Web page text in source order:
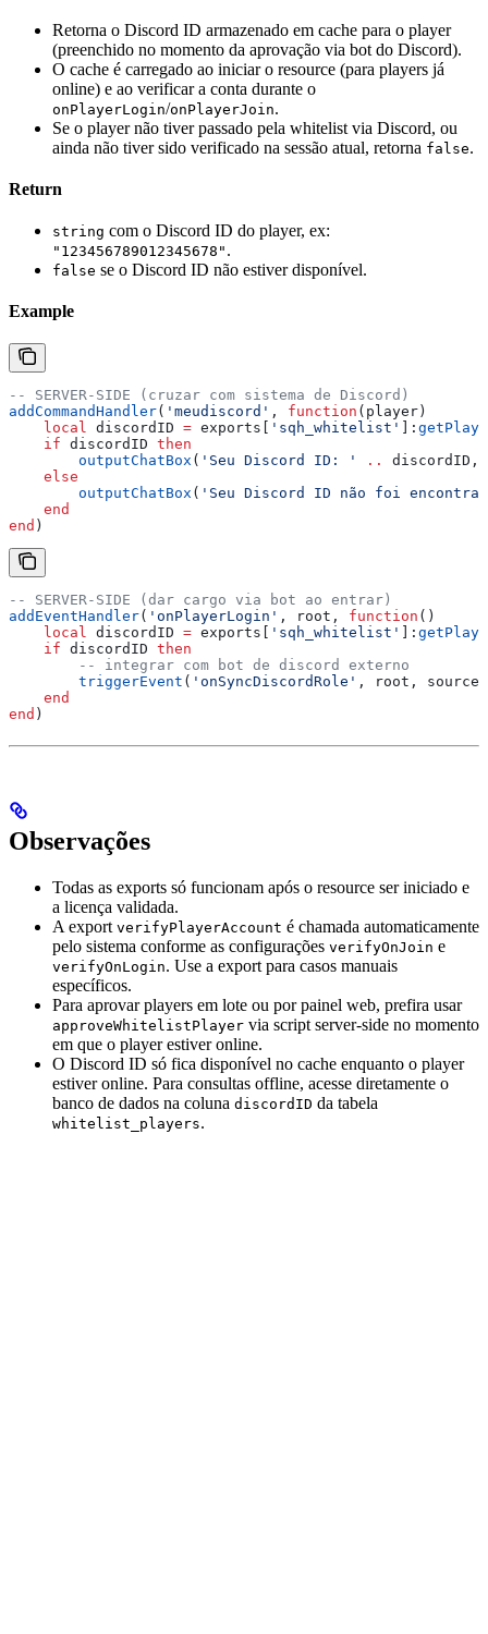
Retorna o Discord ID armazenado em cache para o player
(preenchido no momento da aprovação via bot do Discord).
O cache é carregado ao iniciar o resource (para players já
online) e ao verificar a conta durante o
onPlayerLogin/onPlayerJoin.
Se o player não tiver passado pela whitelist via Discord, ou
ainda não tiver sido verificado na sessão atual, retorna false.
Return
string com o Discord ID do player, ex:
"123456789012345678" .
false se o Discord ID não estiver disponível.
Example
-- SERVER-SIDE (cruzar com sistema de Discord)
addCommandHandler( 'meudiscord' , function ( player)
    local
discordID = exports [ 'sqh_whitelist' ]:
    if
discordID then
        outputChatBox
( 'Seu Discord ID: ' .. discordID ,
    else
        outputChatBox
( 'Seu Discord ID não foi
    end
end )
-- SERVER-SIDE (dar cargo via bot ao entrar)
addEventHandler( 'onPlayerLogin' , root , function ()
    local
discordID = exports [ 'sqh_whitelist' ]:
    if
discordID then
        -- integrar com bot de discord externo
        triggerEvent
( 'onSyncDiscordRole' , root , source
    end
end )
Observações
Todas as exports só funcionam após o resource ser iniciado e
a licença validada.
A export verifyPlayerAccount é chamada automaticamente
pelo sistema conforme as configurações verifyOnJoin e
verifyOnLogin. Use a export para casos manuais
específicos.
Para aprovar players em lote ou por painel web, prefira usar
approveWhitelistPlayer via script server-side no momento
em que o player estiver online.
O Discord ID só fica disponível no cache enquanto o player
estiver online. Para consultas offline, acesse diretamente o
banco de dados na coluna discordID da tabela
whitelist_players.